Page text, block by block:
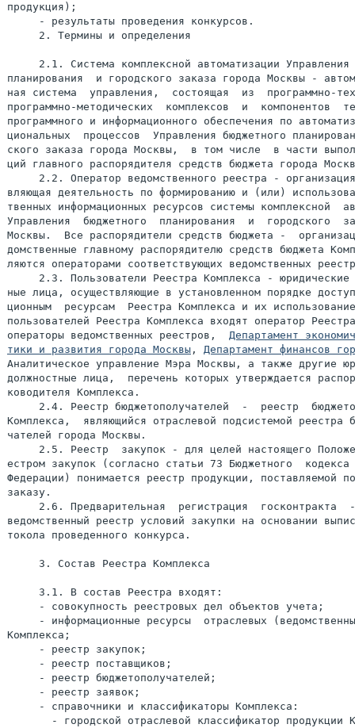
продукция);
     - результаты проведения конкурсов.
     2. Термины и определения
2.1. Система комплексной автоматизации Управления
планирования  и городского заказа города Москвы -
ная система  управления,  состоящая  из  программно-
программно-методических  комплексов  и  компонентов
программного и информационного обеспечения по
циональных  процессов  Управления бюджетного
ского заказа города Москвы,  в том числе  в части
ций главного распорядителя средств бюджета города
2.2. Оператор ведомственного реестра -
вляющая деятельность по формированию и (или)
твенных информационных ресурсов системы комплексной
Управления  бюджетного  планирования  и  городского
Москвы.  Все распорядители средств бюджета -
домственные главному распорядителю средств бюджета
ляются операторами соответствующих ведомственных
2.3. Пользователи Реестра Комплекса - юридические
ные лица, осуществляющие в установленном порядке
ционным  ресурсам  Реестра Комплекса и их
пользователей Реестра Комплекса входят оператор
операторы ведомственных реестров, Департамент
тики и развития города Москвы , Департамент финансов
Аналитическое управление Мэра Москвы, а также другие
должностные лица,  перечень которых утверждается
ководителя Комплекса.
2.4. Реестр бюджетополучателей  -  реестр
Комплекса,  являющийся отраслевой подсистемой реестра
чателей города Москвы.
2.5. Реестр  закупок - для целей настоящего
естром закупок (согласно статьи 73 Бюджетного  кодекса
Федерации) понимается реестр продукции, поставляемой
заказу.
2.6. Предварительная  регистрация  госконтракта
ведомственный реестр условий закупки на основании
токола проведенного конкурса.
     3. Состав Реестра Комплекса
     3.1. В состав Реестра входят:
     - совокупность реестровых дел объектов учета;
- информационные ресурсы  отраслевых
Комплекса;
     - реестр закупок;
     - реестр поставщиков;
     - реестр бюджетополучателей;
     - реестр заявок;
     - справочники и классификаторы Комплекса:
- городской отраслевой классификатор продукции